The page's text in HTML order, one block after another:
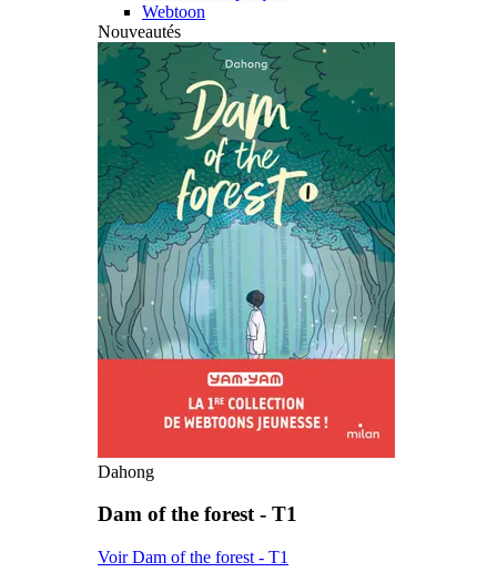
Webtoon
Nouveautés
Dahong
Dam of the forest - T1
Voir Dam of the forest - T1